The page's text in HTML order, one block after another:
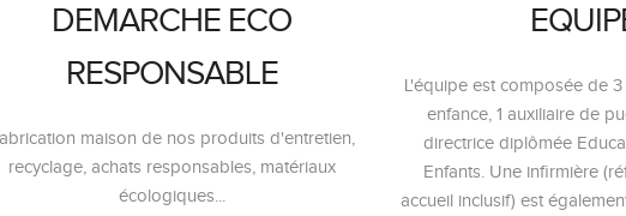
DEMARCHE ECO
RESPONSABLE
maison de nos produits d'entretien,
recyclage, achats responsables, matériaux
écologiques...
L'équipe est composée de
enfance, 1 auxiliaire de
directrice diplômée
Enfants. Une infirmière
accueil inclusif) est